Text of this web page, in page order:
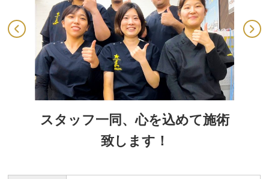
スタッフ一同、心を込めて施術
致します！